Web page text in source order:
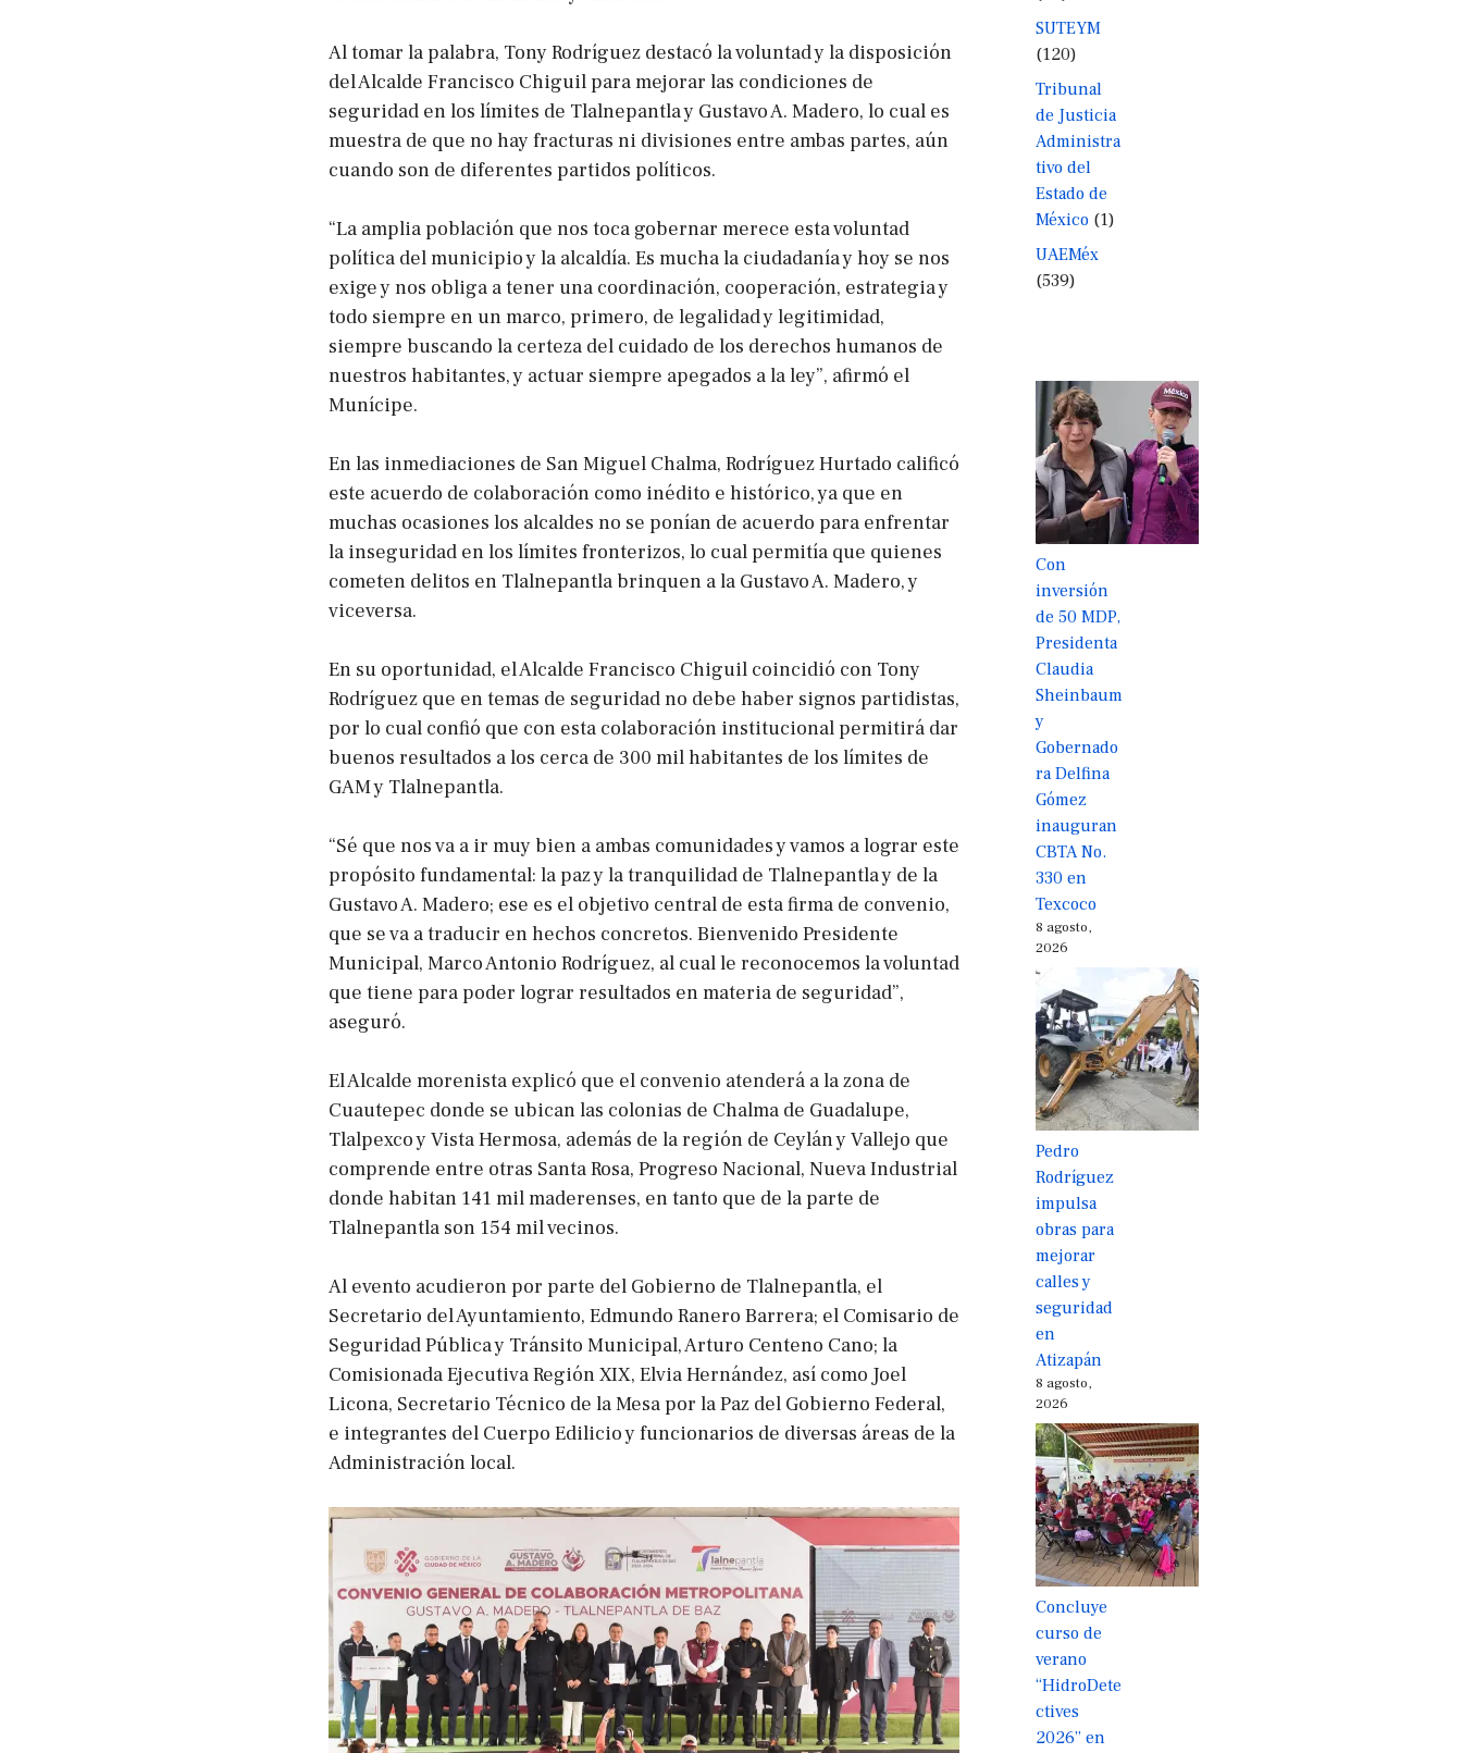
Al tomar la palabra, Tony Rodríguez destacó la voluntad y la disposición
del Alcalde Francisco Chiguil para mejorar las condiciones de
seguridad en los límites de Tlalnepantla y Gustavo A. Madero, lo cual es
muestra de que no hay fracturas ni divisiones entre ambas partes, aún
cuando son de diferentes partidos políticos.
“La amplia población que nos toca gobernar merece esta voluntad
política del municipio y la alcaldía. Es mucha la ciudadanía y hoy se nos
exige y nos obliga a tener una coordinación, cooperación, estrategia y
todo siempre en un marco, primero, de legalidad y legitimidad,
siempre buscando la certeza del cuidado de los derechos humanos de
nuestros habitantes, y actuar siempre apegados a la ley”, afirmó el
Munícipe.
En las inmediaciones de San Miguel Chalma, Rodríguez Hurtado calificó
este acuerdo de colaboración como inédito e histórico, ya que en
muchas ocasiones los alcaldes no se ponían de acuerdo para enfrentar
la inseguridad en los límites fronterizos, lo cual permitía que quienes
cometen delitos en Tlalnepantla brinquen a la Gustavo A. Madero, y
viceversa.
En su oportunidad, el Alcalde Francisco Chiguil coincidió con Tony
Rodríguez que en temas de seguridad no debe haber signos partidistas,
por lo cual confió que con esta colaboración institucional permitirá dar
buenos resultados a los cerca de 300 mil habitantes de los límites de
GAM y Tlalnepantla.
“Sé que nos va a ir muy bien a ambas comunidades y vamos a lograr este
propósito fundamental: la paz y la tranquilidad de Tlalnepantla y de la
Gustavo A. Madero; ese es el objetivo central de esta firma de convenio,
que se va a traducir en hechos concretos. Bienvenido Presidente
Municipal, Marco Antonio Rodríguez, al cual le reconocemos la voluntad
que tiene para poder lograr resultados en materia de seguridad”,
aseguró.
El Alcalde morenista explicó que el convenio atenderá a la zona de
Cuautepec donde se ubican las colonias de Chalma de Guadalupe,
Tlalpexco y Vista Hermosa, además de la región de Ceylán y Vallejo que
comprende entre otras Santa Rosa, Progreso Nacional, Nueva Industrial
donde habitan 141 mil maderenses, en tanto que de la parte de
Tlalnepantla son 154 mil vecinos.
Al evento acudieron por parte del Gobierno de Tlalnepantla, el
Secretario del Ayuntamiento, Edmundo Ranero Barrera; el Comisario de
Seguridad Pública y Tránsito Municipal, Arturo Centeno Cano; la
Comisionada Ejecutiva Región XIX, Elvia Hernández, así como Joel
Licona, Secretario Técnico de la Mesa por la Paz del Gobierno Federal,
e integrantes del Cuerpo Edilicio y funcionarios de diversas áreas de la
Administración local.
SUTEYM
(120)
Tribunal
de Justicia
Administra
tivo del
Estado de
México (1)
UAEMéx
(539)
Con
inversión
de 50 MDP,
Presidenta
Claudia
Sheinbaum
y
Gobernado
ra Delfina
Gómez
inauguran
CBTA No.
330 en
Texcoco
8 agosto,
2026
Pedro
Rodríguez
impulsa
obras para
mejorar
calles y
seguridad
en
Atizapán
8 agosto,
2026
Concluye
curso de
verano
“HidroDete
ctives
2026” en